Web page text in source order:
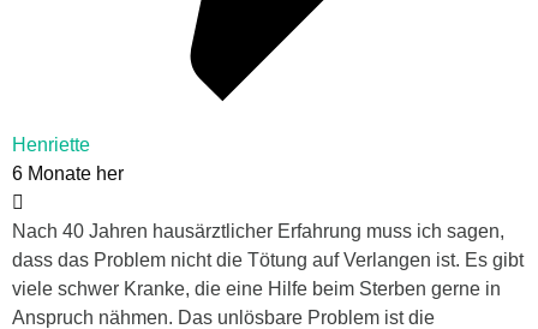
Henriette
6 Monate her
Nach 40 Jahren hausärztlicher Erfahrung muss ich sagen,
dass das Problem nicht die Tötung auf Verlangen ist. Es gibt
viele schwer Kranke, die eine Hilfe beim Sterben gerne in
Anspruch nähmen. Das unlösbare Problem ist die